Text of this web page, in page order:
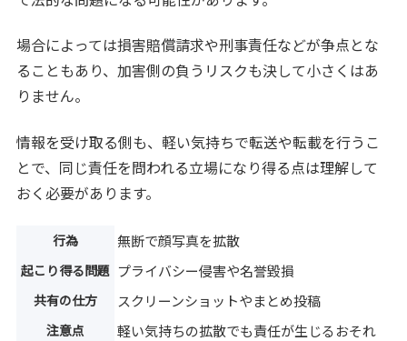
場合によっては損害賠償請求や刑事責任などが争点とな
ることもあり、加害側の負うリスクも決して小さくはあ
りません。
情報を受け取る側も、軽い気持ちで転送や転載を行うこ
とで、同じ責任を問われる立場になり得る点は理解して
おく必要があります。
行為 無断で顔写真を拡散
起こり得る問題 プライバシー侵害や名誉毀損
共有の仕方 スクリーンショットやまとめ投稿
注意点 軽い気持ちの拡散でも責任が生じるおそれ